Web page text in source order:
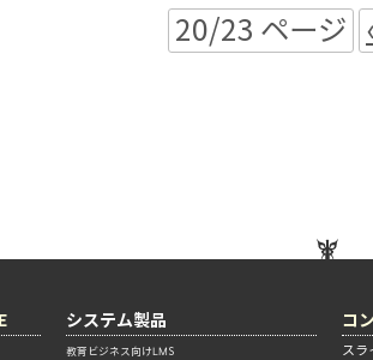
20/23 ページ
システム製品
教育ビジネス向けLMS
コ
ス